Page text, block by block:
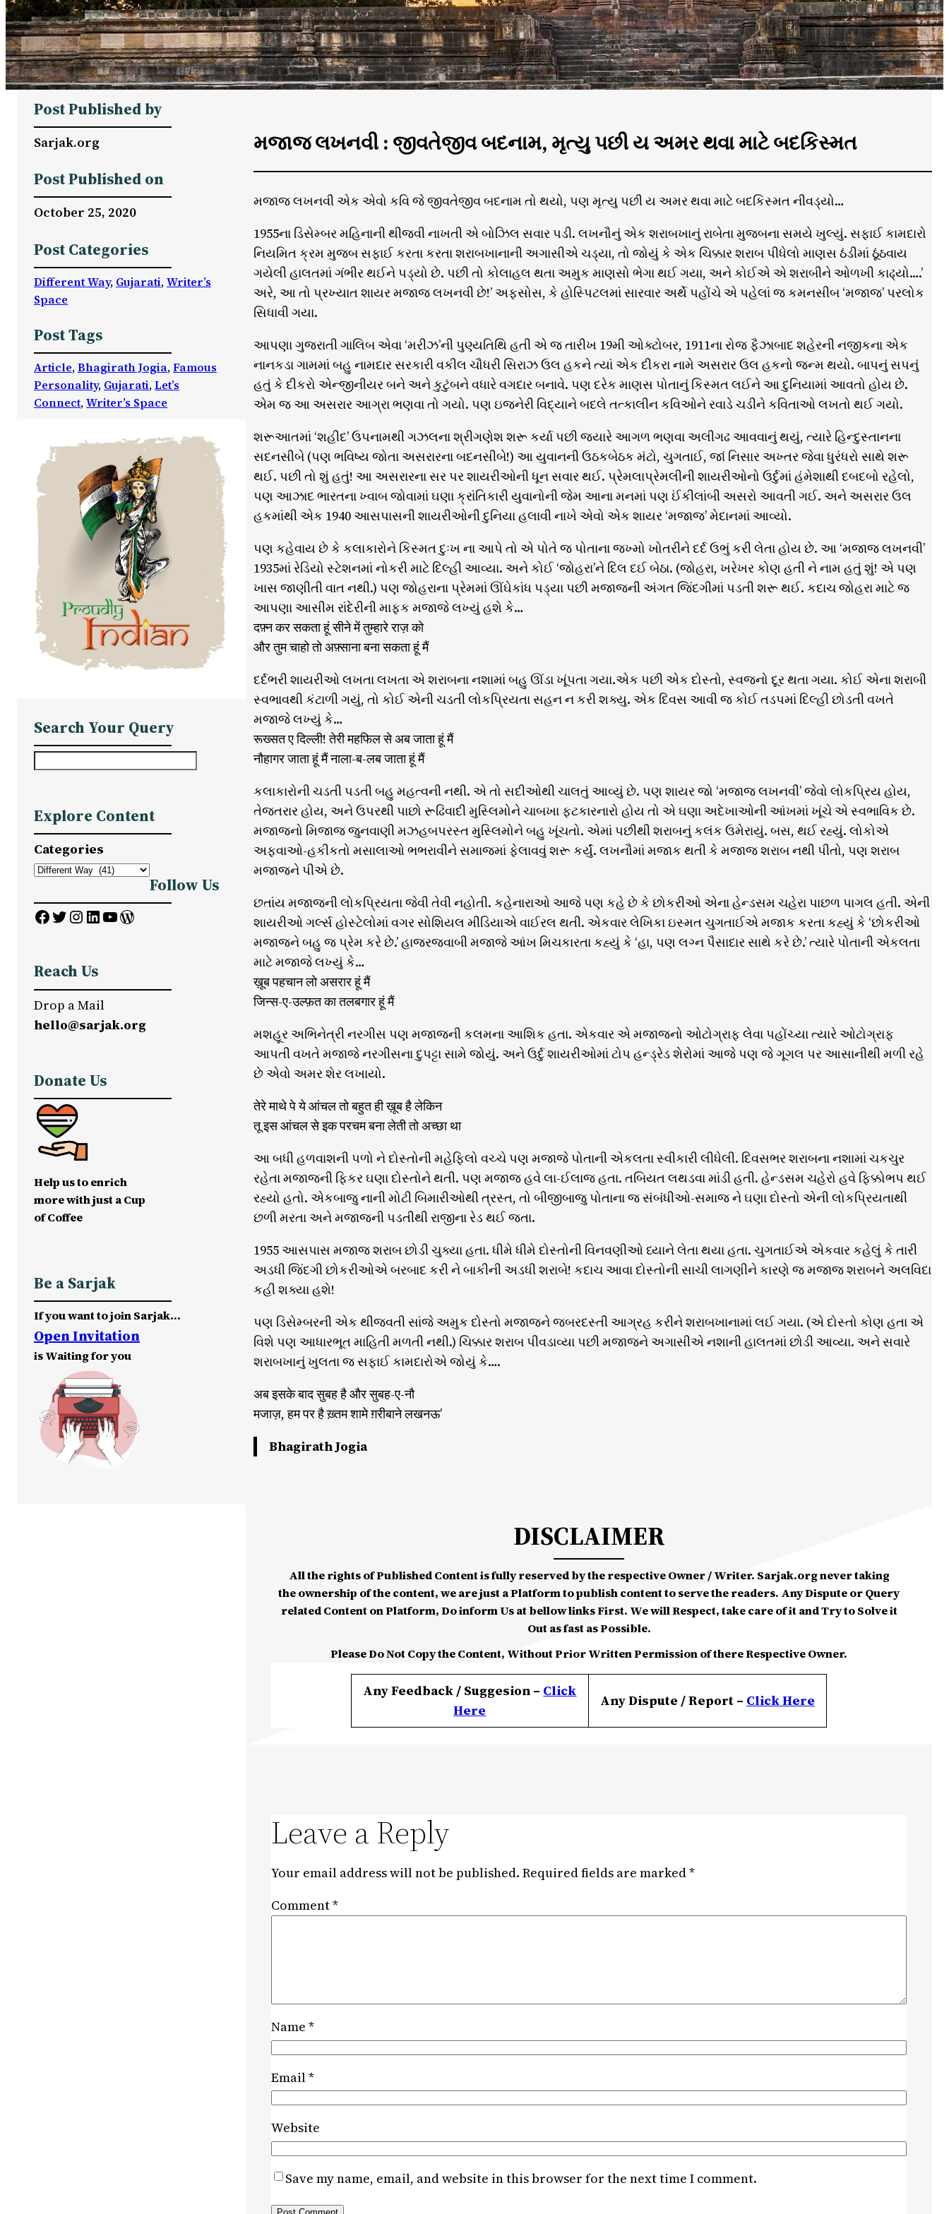
Post Published by
Sarjak.org
Post Published on
October 25, 2020
Post Categories
Different Way, Gujarati, Writer’s
Space
Post Tags
Article, Bhagirath Jogia, Famous
Personality, Gujarati, Let’s
Connect, Writer’s Space
Search Your Query
r
c
h
Explore Content
Categories
Follow Us
Facebook Twitter InstagramLinkedIn YouTube WordPress
Reach Us
Drop a Mail
hello@sarjak.org
Donate Us
Help us to enrich
more with just a Cup
of Coffee
Be a Sarjak
If you want to join Sarjak…
Open Invitation
is Waiting for you
મજાજ લખનવી : જીવતેજીવ બદનામ, મૃત્યુ પછી ય અમર થવા માટે બદકિસ્મત
મજાજ લખનવી એક એવો કવિ જે જીવતેજીવ બદનામ તો થયો, પણ મૃત્યુ પછી ય અમર થવા માટે બદકિસ્મત નીવડ્યો…
1955ના ડિસેમ્બર મહિનાની થીજવી નાખતી એ બોઝિલ સવાર પડી. લખનૌનું એક શરાબખાનું રાબેતા મુજબના સમયે ખુલ્યું. સફાઈ કામદારો
નિયમિત ક્રમ મુજબ સફાઈ કરતા કરતા શરાબખાનાની અગાસીએ ચડ્યા, તો જોયું કે એક ચિક્કાર શરાબ પીધેલો માણસ ઠંડીમાં ઠૂંઠવાય
ગયેલી હાલતમાં ગંભીર થઈને પડ્યો છે. પછી તો કોલાહલ થતા અમુક માણસો ભેગા થઈ ગયા, અને કોઈએ એ શરાબીને ઓળખી કાઢ્યો….’
અરે, આ તો પ્રખ્યાત શાયર મજાજ લખનવી છે!’ અફસોસ, કે હોસ્પિટલમાં સારવાર અર્થે પહોંચે એ પહેલાં જ કમનસીબ ‘મજાજ’ પરલોક
સિધાવી ગયા.
આપણા ગુજરાતી ગાલિબ એવા ‘મરીઝ’ની પુણ્યતિથિ હતી એ જ તારીખ 19મી ઓક્ટોબર, 1911ના રોજ ફૈઝાબાદ શહેરની નજીકના એક
નાનકડા ગામમાં બહુ નામદાર સરકારી વકીલ ચૌધરી સિરાઝ ઉલ હકને ત્યાં એક દીકરા નામે અસરાર ઉલ હકનો જન્મ થયો. બાપનું સપનું
હતું કે દીકરો એન્જીનીયર બને અને કુટુંબને વધારે વગદાર બનાવે. પણ દરેક માણસ પોતાનું કિસ્મત લઈને આ દુનિયામાં આવતો હોય છે.
એમ જ આ અસરાર આગ્રા ભણવા તો ગયો. પણ ઇજનેરી વિદ્યાને બદલે તત્કાલીન કવિઓને રવાડે ચડીને કવિતાઓ લખતો થઈ ગયો.
શરૂઆતમાં ‘શહીદ’ ઉપનામથી ગઝલના શ્રીગણેશ શરૂ કર્યા પછી જ્યારે આગળ ભણવા અલીગઢ આવવાનું થયું, ત્યારે હિન્દુસ્તાનના
સદનસીબે (પણ ભવિષ્ય જોતા અસરારના બદનસીબે!) આ યુવાનની ઉઠકબેઠક મંટો, ચુગતાઈ, જાં નિસાર અખ્તર જેવા ધુરંધરો સાથે શરૂ
થઈ. પછી તો શું હતું! આ અસરારના સર પર શાયરીઓની ધૂન સવાર થઈ. પ્રેમલાપ્રેમલીની શાયરીઓનો ઉર્દુમાં હંમેશાથી દબદબો રહેલો,
પણ આઝાદ ભારતના ખ્વાબ જોવામાં ઘણા ક્રાંતિકારી યુવાનોની જેમ આના મનમાં પણ ઈંકીલાંબી અસરો આવતી ગઈ. અને અસરાર ઉલ
હકમાંથી એક 1940 આસપાસની શાયરીઓની દુનિયા હલાવી નાખે એવો એક શાયર ‘મજાજ’ મેદાનમાં આવ્યો.
પણ કહેવાય છે કે કલાકારોને કિસ્મત દુઃખ ના આપે તો એ પોતે જ પોતાના જખ્મો ખોતરીને દર્દ ઉભું કરી લેતા હોય છે. આ ‘મજાજ લખનવી’
1935માં રેડિયો સ્ટેશનમાં નોકરી માટે દિલ્હી આવ્યા. અને કોઈ ‘જોહરા’ને દિલ દઈ બેઠા. (જોહરા, ખરેખર કોણ હતી ને નામ હતું શું! એ પણ
ખાસ જાણીતી વાત નથી.) પણ જોહરાના પ્રેમમાં ઊંઘેકાંધ પડ્યા પછી મજાજની અંગત જિંદગીમાં પડતી શરૂ થઈ. કદાચ જોહરા માટે જ
આપણા આસીમ રાંદેરીની માફક મજાજે લખ્યું હશે કે…
दफ़्न कर सकता हूं सीने में तुम्हारे राज़ को
और तुम चाहो तो अफ़्साना बना सकता हूं मैं
દર્દભરી શાયરીઓ લખતા લખતા એ શરાબના નશામાં બહુ ઊંડા ખૂંપતા ગયા.એક પછી એક દોસ્તો, સ્વજનો દૂર થતા ગયા. કોઈ એના શરાબી
સ્વભાવથી કંટાળી ગયું, તો કોઈ એની ચડતી લોકપ્રિયતા સહન ન કરી શક્યુ. એક દિવસ આવી જ કોઈ તડપમાં દિલ્હી છોડતી વખતે
મજાજે લખ્યું કે…
रूख्सत ए दिल्ली! तेरी महफिल से अब जाता हूं मैं
नौहागर जाता हूं मैं नाला-ब-लब जाता हूं मैं
કલાકારોની ચડતી પડતી બહુ મહત્વની નથી. એ તો સદીઓથી ચાલતું આવ્યું છે. પણ શાયર જો ‘મજાજ લખનવી’ જેવો લોકપ્રિય હોય,
તેજતરાર હોય, અને ઉપરથી પાછો રૂઢિવાદી મુસ્લિમોને ચાબખા ફટકારનારો હોય તો એ ઘણા અદેખાઓની આંખમાં ખૂંચે એ સ્વભાવિક છે.
મજાજનો મિજાજ જુનવાણી મઝહબપરસ્ત મુસ્લિમોને બહુ ખૂંચતો. એમાં પછીથી શરાબનું કલંક ઉમેરાયું. બસ, થઈ રહ્યું. લોકોએ
અફવાઓ-હકીકતો મસાલાઓ ભભરાવીને સમાજમાં ફેલાવવું શરૂ કર્યું. લખનૌમાં મજાક થતી કે મજાજ શરાબ નથી પીતો, પણ શરાબ
મજાજને પીએ છે.
છતાંય મજાજની લોકપ્રિયતા જેવી તેવી નહોતી. કહેનારાઓ આજે પણ કહે છે કે છોકરીઓ એના હેન્ડસમ ચહેરા પાછળ પાગલ હતી. એની
શાયરીઓ ગર્લ્સ હોસ્ટેલોમાં વગર સોશિયલ મીડિયાએ વાઈરલ થતી. એકવાર લેખિકા ઇસ્મત ચુગતાઈએ મજાક કરતા કહ્યું કે ‘છોકરીઓ
મજાજને બહુ જ પ્રેમ કરે છે.’ હાજરજવાબી મજાજે આંખ મિચકારતા કહ્યું કે ‘હા, પણ લગ્ન પૈસાદાર સાથે કરે છે.’ ત્યારે પોતાની એકલતા
માટે મજાજે લખ્યું કે…
ख़ूब पहचान लो असरार हूं मैं
जिन्स-ए-उल्फ़त का तलबगार हूं मैं
મશહૂર અભિનેત્રી નરગીસ પણ મજાજની કલમના આશિક હતા. એકવાર એ મજાજનો ઓટોગ્રાફ લેવા પહોંચ્યા ત્યારે ઓટોગ્રાફ
આપતી વખતે મજાજે નરગીસના દુપટ્ટા સામે જોયું. અને ઉર્દુ શાયરીઓમાં ટોપ હન્ડ્રેડ શેરોમાં આજે પણ જે ગૂગલ પર આસાનીથી મળી રહે
છે એવો અમર શેર લખાયો.
तेरे माथे पे ये आंचल तो बहुत ही ख़ूब है लेकिन
तू इस आंचल से इक परचम बना लेती तो अच्छा था
આ બધી હળવાશની પળો ને દોસ્તોની મહેફિલો વચ્ચે પણ મજાજે પોતાની એકલતા સ્વીકારી લીધેલી. દિવસભર શરાબના નશામાં ચકચુર
રહેતા મજાજની ફિકર ઘણા દોસ્તોને થતી. પણ મજાજ હવે લા-ઈલાજ હતા. તબિયત લથડવા માંડી હતી. હેન્ડસમ ચહેરો હવે ફિક્કોભપ થઈ
રહ્યો હતો. એકબાજુ નાની મોટી બિમારીઓથી ત્રસ્ત, તો બીજીબાજુ પોતાના જ સંબંધીઓ-સમાજ ને ઘણા દોસ્તો એની લોકપ્રિયતાથી
છળી મરતા અને મજાજની પડતીથી રાજીના રેડ થઈ જતા.
1955 આસપાસ મજાજ શરાબ છોડી ચુક્યા હતા. ધીમે ધીમે દોસ્તોની વિનવણીઓ ધ્યાને લેતા થયા હતા. ચુગતાઈએ એકવાર કહેલું કે તારી
અડધી જિંદગી છોકરીઓએ બરબાદ કરી ને બાકીની અડધી શરાબે! કદાચ આવા દોસ્તોની સાચી લાગણીને કારણે જ મજાજ શરાબને અલવિદા
કહી શક્યા હશે!
પણ ડિસેમ્બરની એક થીજવતી સાંજે અમુક દોસ્તો મજાજને જબરદસ્તી આગ્રહ કરીને શરાબખાનામાં લઈ ગયા. (એ દોસ્તો કોણ હતા એ
વિશે પણ આધારભૂત માહિતી મળતી નથી.) ચિક્કાર શરાબ પીવડાવ્યા પછી મજાજને અગાસીએ નશાની હાલતમાં છોડી આવ્યા. અને સવારે
શરાબખાનું ખુલતા જ સફાઈ કામદારોએ જોયું કે….
अब इसके बाद सुबह है और सुबह-ए-नौ
मजाज़, हम पर है ख़्तम शामे ग़रीबाने लखनऊ’
Bhagirath Jogia
DISCLAIMER
All the rights of Published Content is fully reserved by the respective Owner / Writer. Sarjak.org never taking
the ownership of the content, we are just a Platform to publish content to serve the readers. Any Dispute or Query
related Content on Platform, Do inform Us at bellow links First. We will Respect, take care of it and Try to Solve it
Out as fast as Possible.
Please Do Not Copy the Content, Without Prior Written Permission of there Respective Owner.
Any Feedback / Suggesion – Click
Here
Any Dispute / Report – ClickHere
Leave a Reply
Your email address will not be published. Required fields are marked*
Comment*
Name *
Email*
Website
Save my name, email, and website in this browser for the next time I comment.